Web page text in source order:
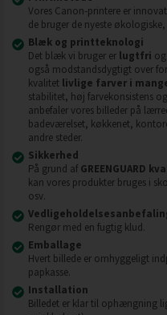
Vores Canon-printere er
de bruger de nyeste
Blæk og printteknologi
Det blæk vi bruger er lugtfri
også modstandsdygtigt over
kvalitet livlige farver i
stabilitet, høj farvekonsistens
anbefaler vores billeder på
badeværelset, køkkenet,
andre steder.
Sikkerhed
På grund af GREENGUARD
kan vores produkter bruges i
osv.
Rengør med en fugtig klud.
Emballage
Hvert billede er omhyggeligt
papkasse.
Installation
Billedet er klar til ophængning